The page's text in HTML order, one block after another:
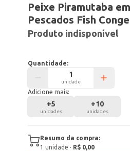
Peixe Piramutaba
Pescados Fish
Produto indisponível
Quantidade:
unidade
Adicione mais:
+5
unidades
+10
unidades
Resumo da compra:
1 unidade · R$ 0,00